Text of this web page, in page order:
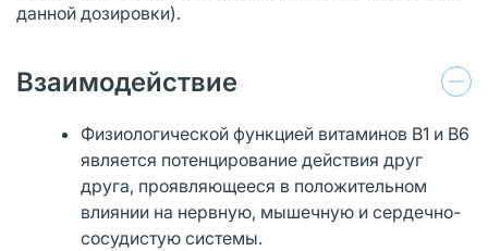
данной дозировки).
Взаимодействие
Физиологической функцией витаминов В1 и В6
является потенцирование действия друг
друга, проявляющееся в положительном
влиянии на нервную, мышечную и сердечно-
сосудистую системы.